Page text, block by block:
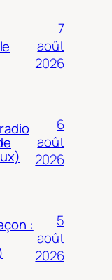
7
août
2026
6
août
2026
:
5
août
2026